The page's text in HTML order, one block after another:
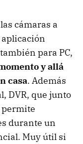
cámaras a
aplicación
para PC,
y allá
casa. Además
DVR, que junto
permite
durante un
Muy útil si